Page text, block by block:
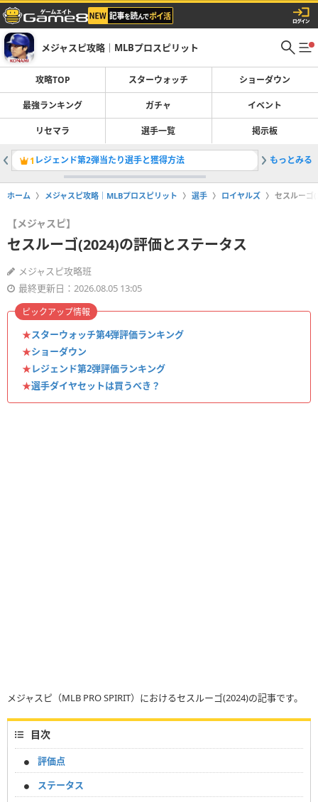
メジャスピ攻略｜MLBプロスピリット
攻略TOP スターウォッチ ショーダウン
最強ランキング ガチャ イベント
リセマラ 選手一覧 掲示板
1 レジェンド第2弾当たり選手と獲得方法 2スター
もっとみる
ホーム メジャスピ攻略｜MLBプロスピリット 選手 ロイヤルズ セスルーゴ
【メジャスピ】
セスルーゴ(2024)の評価とステータス
メジャスピ攻略班
最終更新日：2026.08.05 13:05
★スターウォッチ第4弾評価ランキング
★ショーダウン
★レジェンド第2弾評価ランキング
★選手ダイヤセットは買うべき？
ピックアップ情報
メジャスピ（MLB PRO SPIRIT）におけるセスルーゴ(2024)の記事です。
目次
評価点
ステータス